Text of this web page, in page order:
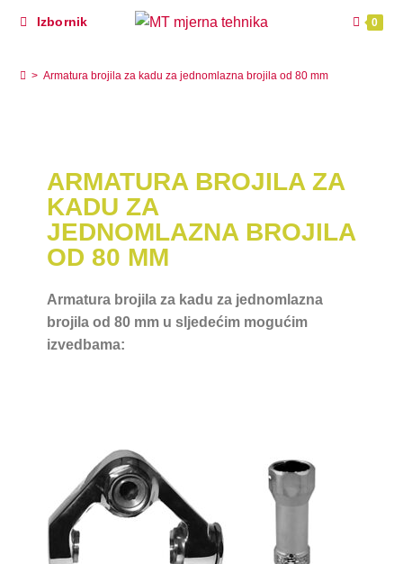
Izbornik 0
> Armatura brojila za kadu za jednomlazna brojila od 80 mm
ARMATURA BROJILA ZA
KADU ZA
JEDNOMLAZNA BROJILA
OD 80 MM
Armatura brojila za kadu za jednomlazna
brojila od 80 mm u sljedećim mogućim
izvedbama: